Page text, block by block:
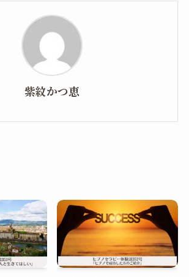
紫紋かつ恵